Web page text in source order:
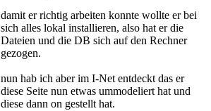
damit er richtig arbeiten konnte wollte er bei
sich alles lokal installieren, also hat er die
Dateien und die DB sich auf den Rechner
gezogen.
nun hab ich aber im I-Net entdeckt das er
diese Seite nun etwas ummodeliert hat und
diese dann on gestellt hat.